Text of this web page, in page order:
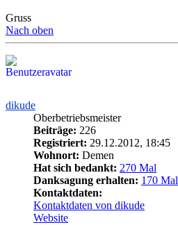
Gruss
Nach oben
dikude
Oberbetriebsmeister
Beiträge: 226
Registriert: 29.12.2012, 18:45
Wohnort: Demen
Hat sich bedankt: 270 Mal
Danksagung erhalten: 170 Mal
Kontaktdaten:
Kontaktdaten von dikude
Website